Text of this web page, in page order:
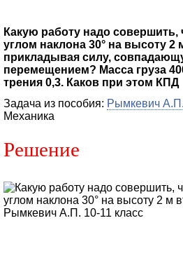
Какую работу надо совершить,
углом наклона 30° на высоту 2
прикладывая силу,
перемещением? Масса груза
трения 0,3. Каков при этом КПД
Задача из пособия: Рымкевич
Механика
Решение